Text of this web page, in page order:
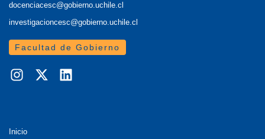
docenciacesc@gobierno.uchile.cl
investigacioncesc@gobierno.uchile.cl
Facultad de Gobierno
Inicio